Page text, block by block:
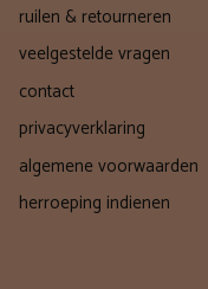
ruilen & retourneren
veelgestelde vragen
contact
privacyverklaring
algemene voorwaarden
herroeping indienen